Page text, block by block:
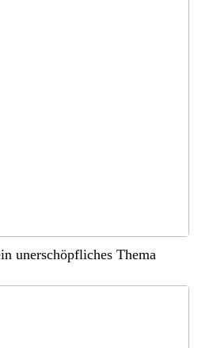
unerschöpfliches Thema